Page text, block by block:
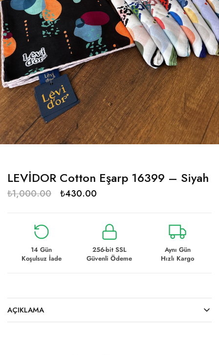
LEVİDOR Cotton Eşarp 16399 – Siyah
₺1,000.00 ₺430.00
14 Gün
Koşulsuz İade
256-bit SSL
Güvenli Ödeme
Aynı Gün
Hızlı Kargo
AÇIKLAMA